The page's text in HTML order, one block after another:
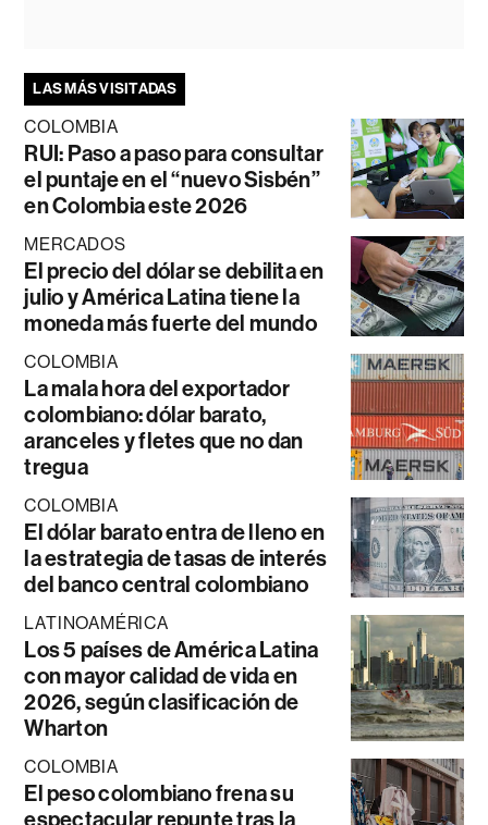
LAS MÁS VISITADAS
COLOMBIA
RUI: Paso a paso para consultar
el puntaje en el “nuevo Sisbén”
en Colombia este 2026
MERCADOS
El precio del dólar se debilita en
julio y América Latina tiene la
moneda más fuerte del mundo
COLOMBIA
La mala hora del exportador
colombiano: dólar barato,
aranceles y fletes que no dan
tregua
COLOMBIA
El dólar barato entra de lleno en
la estrategia de tasas de interés
del banco central colombiano
LATINOAMÉRICA
Los 5 países de América Latina
con mayor calidad de vida en
2026, según clasificación de
Wharton
COLOMBIA
El peso colombiano frena su
espectacular repunte tras la